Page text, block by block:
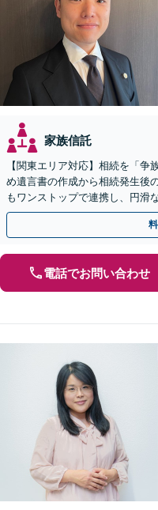
家族信託
【関東エリア対応】相続を「
め遺言書の作成から相続発生後
もワンストップで連携し、円滑
応】【出張相談OK】
電話でお問い合わせ